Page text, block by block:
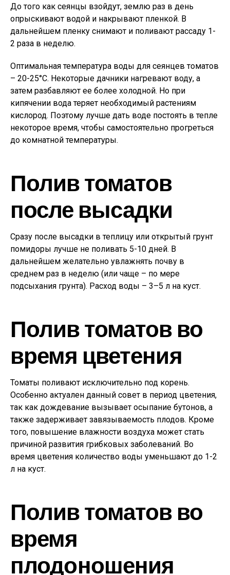
До того как сеянцы взойдут, землю раз в день
опрыскивают водой и накрывают пленкой. В
дальнейшем пленку снимают и поливают рассаду 1-
2 раза в неделю.
Оптимальная температура воды для сеянцев томатов
– 20-25°С. Некоторые дачники нагревают воду, а
затем разбавляют ее более холодной. Но при
кипячении вода теряет необходимый растениям
кислород. Поэтому лучше дать воде постоять в тепле
некоторое время, чтобы самостоятельно прогреться
до комнатной температуры.
Полив томатов
после высадки
Сразу после высадки в теплицу или открытый грунт
помидоры лучше не поливать 5-10 дней. В
дальнейшем желательно увлажнять почву в
среднем раз в неделю (или чаще – по мере
подсыхания грунта). Расход воды – 3–5 л на куст.
Полив томатов во
время цветения
Томаты поливают исключительно под корень.
Особенно актуален данный совет в период цветения,
так как дождевание вызывает осыпание бутонов, а
также задерживает завязываемость плодов. Кроме
того, повышение влажности воздуха может стать
причиной развития грибковых заболеваний. Во
время цветения количество воды уменьшают до 1-2
л на куст.
Полив томатов во
время
плодоношения